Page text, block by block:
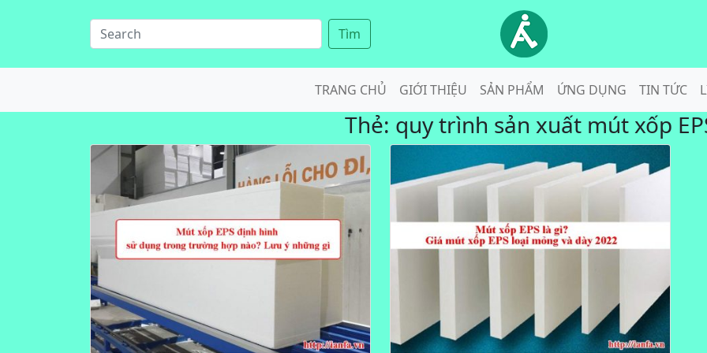
Tìm
TRANG CHỦ GIỚI THIỆU SẢN PHẨM ỨNG DỤNG TIN TỨC
Thẻ: quy trình sản xuất mút xốp